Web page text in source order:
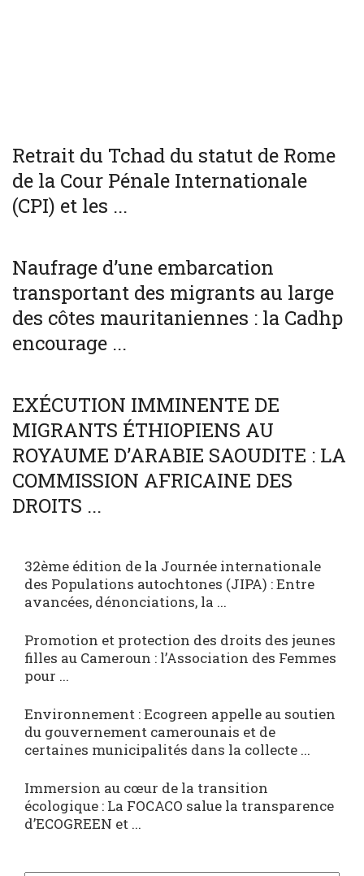
Retrait du Tchad du statut de Rome
de la Cour Pénale Internationale
(CPI) et les ...
Naufrage d’une embarcation
transportant des migrants au large
des côtes mauritaniennes : la Cadhp
encourage ...
SOCIÉTÉ
EXÉCUTION IMMINENTE DE
MIGRANTS ÉTHIOPIENS AU
ROYAUME D’ARABIE SAOUDITE : LA
COMMISSION AFRICAINE DES
DROITS ...
32ème édition de la Journée internationale
des Populations autochtones (JIPA) : Entre
avancées, dénonciations, la ...
Promotion et protection des droits des jeunes
filles au Cameroun : l’Association des Femmes
pour ...
Environnement : Ecogreen appelle au soutien
du gouvernement camerounais et de
certaines municipalités dans la collecte ...
Immersion au cœur de la transition
écologique : La FOCACO salue la transparence
d’ECOGREEN et ...